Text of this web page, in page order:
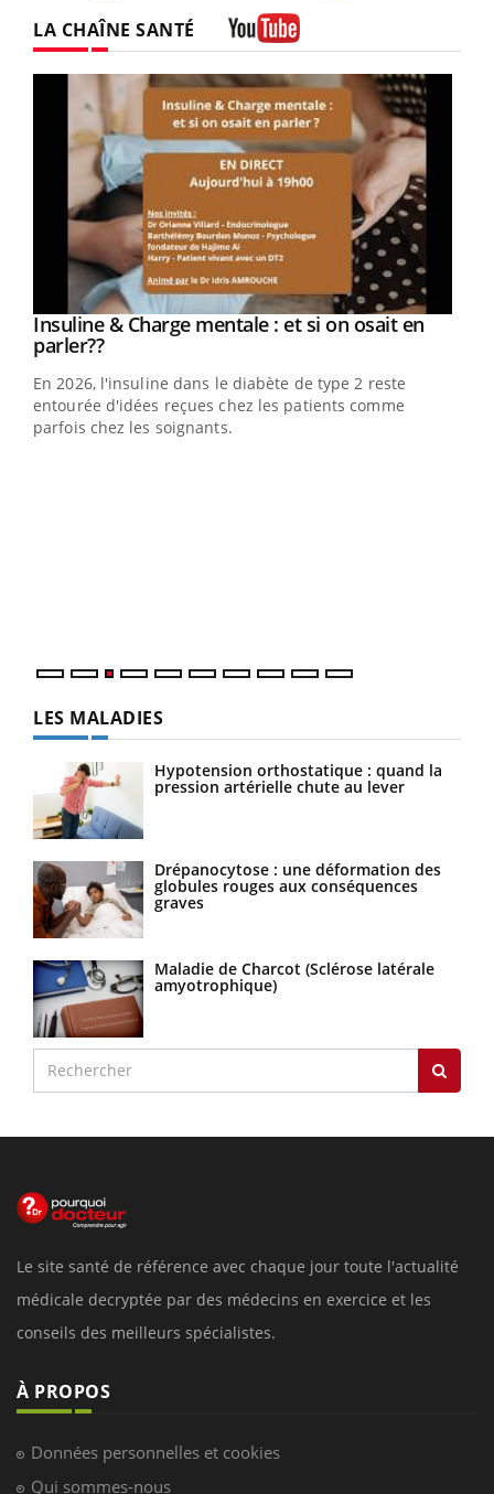
LA CHAÎNE SANTÉ
Youtube
Insuline & Charge mentale : et si on osait en
parler??Youtube
En 2026, l'insuline dans le diabète de type 2 reste
entourée d'idées reçues chez les patients comme
parfois chez les soignants.
LES MALADIES
Hypotension orthostatique : quand la
pression artérielle chute au lever
Drépanocytose : une déformation des
globules rouges aux conséquences
graves
Maladie de Charcot (Sclérose latérale
amyotrophique)
Le site santé de référence avec chaque jour toute l'actualité
médicale decryptée par des médecins en exercice et les
conseils des meilleurs spécialistes.
À PROPOS
Données personnelles et cookies
Qui sommes-nous